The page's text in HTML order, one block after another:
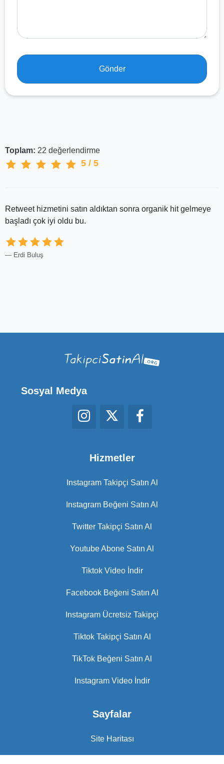
Gönder
5 / 5
Toplam: 22 değerlendirme
Retweet hizmetini satın aldıktan sonra organik hit gelmeye
başladı çok iyi oldu bu.
Erdi Buluş
Sosyal Medya
Hizmetler
Instagram Takipçi Satın Al
Instagram Beğeni Satın Al
Twitter Takipçi Satın Al
Youtube Abone Satın Al
Tiktok Video İndir
Facebook Beğeni Satın Al
Instagram Ücretsiz Takipçi
Tiktok Takipçi Satın Al
TikTok Beğeni Satın Al
Instagram Video İndir
Sayfalar
Site Haritası